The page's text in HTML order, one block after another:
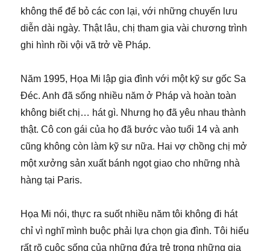
không thể để bỏ các con lại, với những chuyến lưu
diễn dài ngày. Thật lâu, chị tham gia vài chương trình
ghi hình rồi vội vã trở về Pháp.
Năm 1995, Họa Mi lập gia đình với một kỹ sư gốc Sa
Đéc. Anh đã sống nhiều năm ở Pháp và hoàn toàn
không biết chị… hát gì. Nhưng họ đã yêu nhau thành
thật. Cô con gái của họ đã bước vào tuổi 14 và anh
cũng không còn làm kỹ sư nữa. Hai vợ chồng chị mở
một xưởng sản xuất bánh ngọt giao cho những nhà
hàng tại Paris.
Họa Mi nói, thực ra suốt nhiều năm tôi không đi hát
chỉ vì nghĩ mình buộc phải lựa chọn gia đình. Tôi hiểu
rất rõ cuộc sống của những đứa trẻ trong những gia